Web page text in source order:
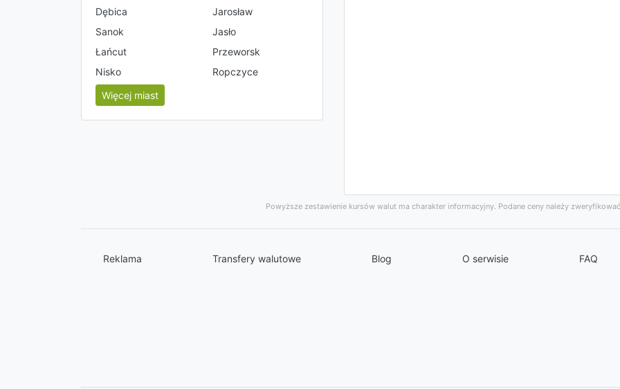
Dębica
Jarosław
Sanok
Jasło
Łańcut
Przeworsk
Nisko
Ropczyce
Więcej miast
Powyższe zestawienie kursów walut ma charakter informacyjny. Podane ceny należy
Reklama Transfery walutowe Blog O serwisie FAQ